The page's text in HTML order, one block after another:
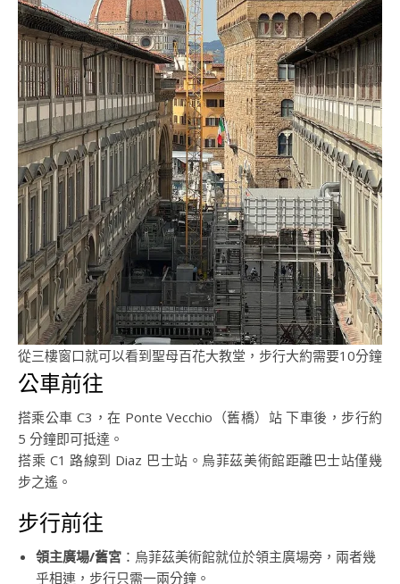
從三樓窗口就可以看到聖母百花大教堂，步行大約需要10分鐘
公車前往
搭乘公車 C3，在 Ponte Vecchio（舊橋）站 下車後，步行約
5 分鐘即可抵達。
搭乘 C1 路線到 Diaz 巴士站。烏菲茲美術館距離巴士站僅幾
步之遙。
步行前往
領主廣場/舊宮 ：烏菲茲美術館就位於領主廣場旁，兩者幾
乎相連，步行只需一兩分鐘。